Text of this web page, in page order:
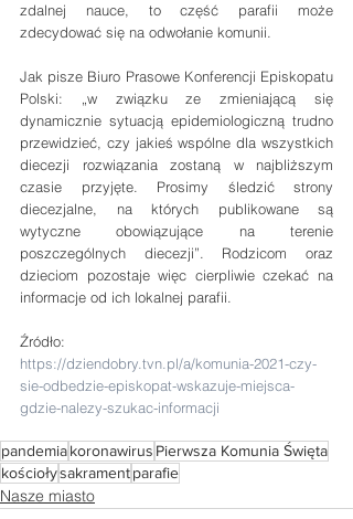
zdalnej nauce, to część parafii może
zdecydować się na odwołanie komunii.
Jak pisze Biuro Prasowe Konferencji Episkopatu
Polski: „w związku ze zmieniającą się
dynamicznie sytuacją epidemiologiczną trudno
przewidzieć, czy jakieś wspólne dla wszystkich
diecezji rozwiązania zostaną w najbliższym
czasie przyjęte. Prosimy śledzić strony
diecezjalne, na których publikowane są
wytyczne obowiązujące na terenie
poszczególnych diecezji”. Rodzicom oraz
dzieciom pozostaje więc cierpliwie czekać na
informacje od ich lokalnej parafii.
Źródło:
https://dziendobry.tvn.pl/a/komunia-2021-czy-
sie-odbedzie-episkopat-wskazuje-miejsca-
gdzie-nalezy-szukac-informacji
pandemiakoronawirus Pierwsza Komunia Święta
kościołysakramentparafie
Nasze miasto